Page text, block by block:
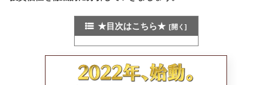
★目次はこちら★